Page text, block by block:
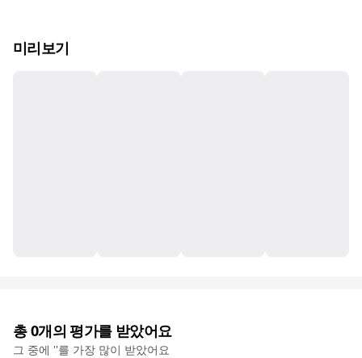
미리보기
총0개의 평가를 받았어요
그 중에 ''를 가장 많이 받았어요